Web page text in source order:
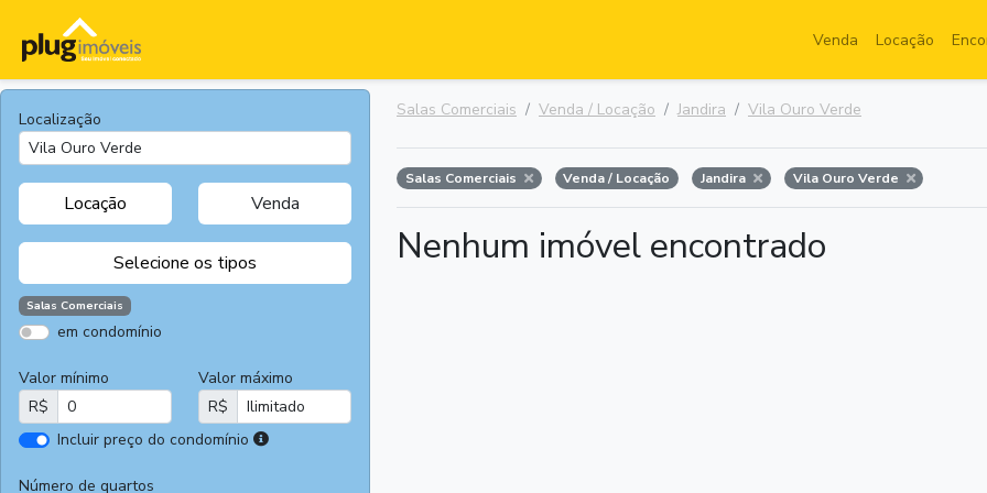
Venda Locação
Localização
Locação Venda
Selecione os tipos
Casas
Casas
Comerciais
Salas
Chácaras e
Salas Comerciais
em condomínio
Valor mínimo
R$
Valor máximo
R$
Incluir preço do condomínio
I
Número de quartos
Salas Comerciais Venda / Locação Jandira Vila Ouro Verde
Salas Comerciais Venda / Locação Jandira Vila Ouro Verde
Nenhum imóvel encontrado